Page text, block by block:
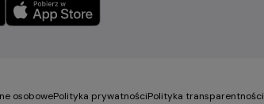
osobowePolityka prywatnościPolityka transparentności